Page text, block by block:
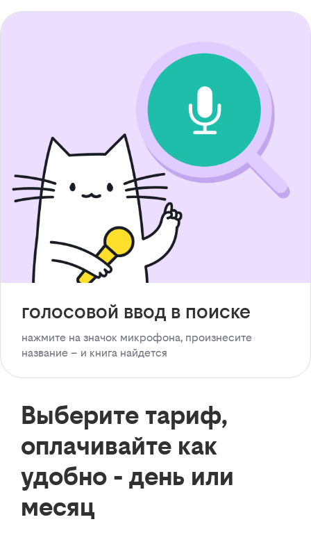
голосовой ввод в поиске
нажмите на значок микрофона, произнесите
название – и книга найдется
Выберите тариф,
оплачивайте как
удобно - день или
месяц